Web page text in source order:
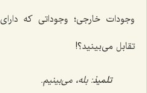
وجودات خارجی؛ وجوداتی که
تقابل می‌بینید؟!
تلمیذ: بله، می‌بینیم.